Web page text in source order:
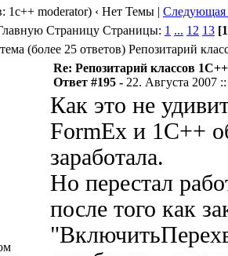
1c++ moderator) ‹ Нет Темы | Следующая
Страницы: 1 ... 12 13
Репозитарий
Re: Репозитарий классов
Ответ #195 - 22. Августа 2007
Как это не
FormEx и 1С++
заработала.
Но перестал
после того как